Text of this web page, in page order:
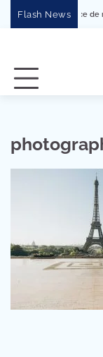
Flash News
en expérience de